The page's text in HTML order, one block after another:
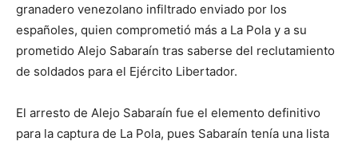
granadero venezolano infiltrado enviado por los
españoles, quien comprometió más a La Pola y a su
prometido Alejo Sabaraín tras saberse del reclutamiento
de soldados para el Ejército Libertador.
El arresto de Alejo Sabaraín fue el elemento definitivo
para la captura de La Pola, pues Sabaraín tenía una lista